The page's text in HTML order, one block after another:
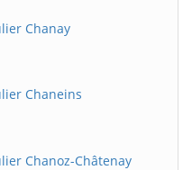
Chanay
Chaneins
Chanoz-Châtenay